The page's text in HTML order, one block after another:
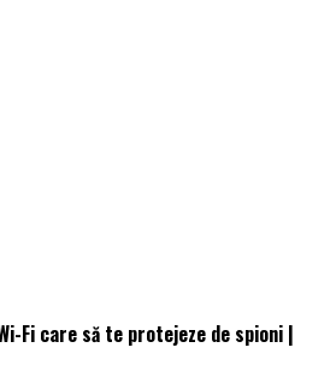
Fi care să te protejeze de spioni |